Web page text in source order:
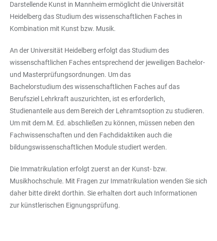
Darstellende Kunst in Mannheim ermöglicht die Universität
Heidelberg das Studium des wissenschaftlichen Faches in
Kombination mit Kunst bzw. Musik.
An der Universität Heidelberg erfolgt das Studium des
wissenschaftlichen Faches entsprechend der jeweiligen Bachelor-
und Masterprüfungsordnungen. Um das
Bachelorstudium des wissenschaftlichen Faches auf das
Berufsziel Lehrkraft auszurichten, ist es erforderlich,
Studienanteile aus dem Bereich der Lehramtsoption zu studieren.
Um mit dem M. Ed. abschließen zu können, müssen neben den
Fachwissenschaften und den Fachdidaktiken auch die
bildungswissenschaftlichen Module studiert werden.
Die Immatrikulation erfolgt zuerst an der Kunst- bzw.
Musikhochschule. Mit Fragen zur Immatrikulation wenden Sie sich
daher bitte direkt dorthin. Sie erhalten dort auch Informationen
zur künstlerischen Eignungsprüfung.